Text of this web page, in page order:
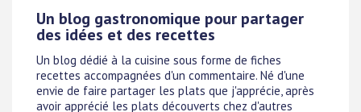
Un blog gastronomique pour partager
des idées et des recettes
Un blog dédié à la cuisine sous forme de fiches
recettes accompagnées d'un commentaire. Né d'une
envie de faire partager les plats que j'apprécie, après
avoir apprécié les plats découverts chez d'autres